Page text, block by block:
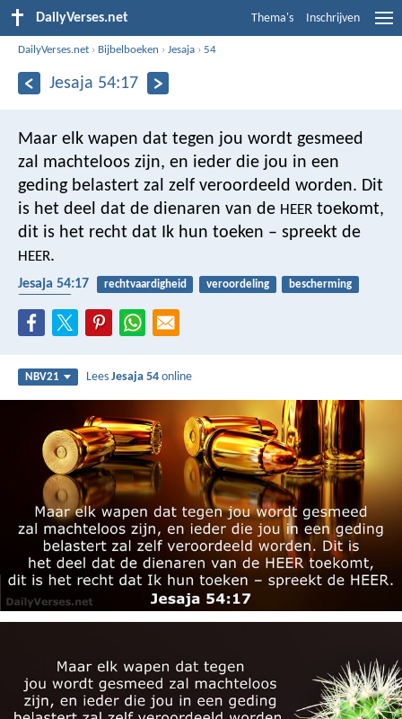
DailyVerses.net Thema's Inschrijven
DailyVerses.net › Bijbelboeken ›Jesaja ›54
Jesaja 54:17
Maar elk wapen dat tegen jou wordt gesmeed
zal machteloos zijn, en ieder die jou in een
geding belastert zal zelf veroordeeld worden. Dit
is het deel dat de dienaren van de HEER toekomt,
dit is het recht dat Ik hun toeken – spreekt de
HEER.
Jesaja 54:17 rechtvaardigheid veroordeling
bescherming
NBV21 LeesJesaja 54 online